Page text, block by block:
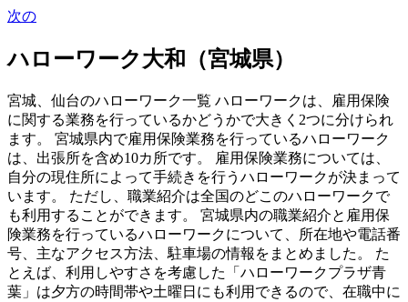
次の
ハローワーク大和（宮城県）
宮城、仙台のハローワーク一覧 ハローワークは、雇用保険
に関する業務を行っているかどうかで大きく2つに分けられ
ます。 宮城県内で雇用保険業務を行っているハローワーク
は、出張所を含め10カ所です。 雇用保険業務については、
自分の現住所によって手続きを行うハローワークが決まって
います。 ただし、職業紹介は全国のどこのハローワークで
も利用することができます。 宮城県内の職業紹介と雇用保
険業務を行っているハローワークについて、所在地や電話番
号、主なアクセス方法、駐車場の情報をまとめました。 た
とえば、利用しやすさを考慮した「ハローワークプラザ青
葉」は夕方の時間帯や土曜日にも利用できるので、在職中に